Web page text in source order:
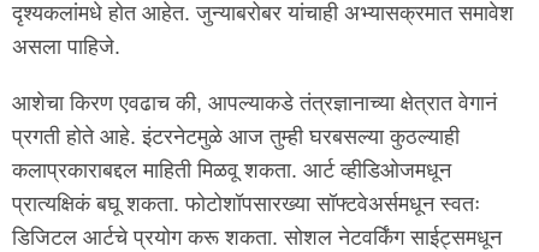
दृश्यकलांमधे होत आहेत. जुन्याबरोबर यांचाही अभ्यासक्रमात समावेश
असला पाहिजे.
आशेचा किरण एवढाच की, आपल्याकडे तंत्रज्ञानाच्या क्षेत्रात वेगानं
प्रगती होते आहे. इंटरनेटमुळे आज तुम्ही घरबसल्या कुठल्याही
कलाप्रकाराबद्दल माहिती मिळवू शकता. आर्ट व्हीडिओजमधून
प्रात्यक्षिकं बघू शकता. फोटोशॉपसारख्या सॉफ्टवेअर्समधून स्वतः
डिजिटल आर्टचे प्रयोग करू शकता. सोशल नेटवर्किंग साईट्समधून